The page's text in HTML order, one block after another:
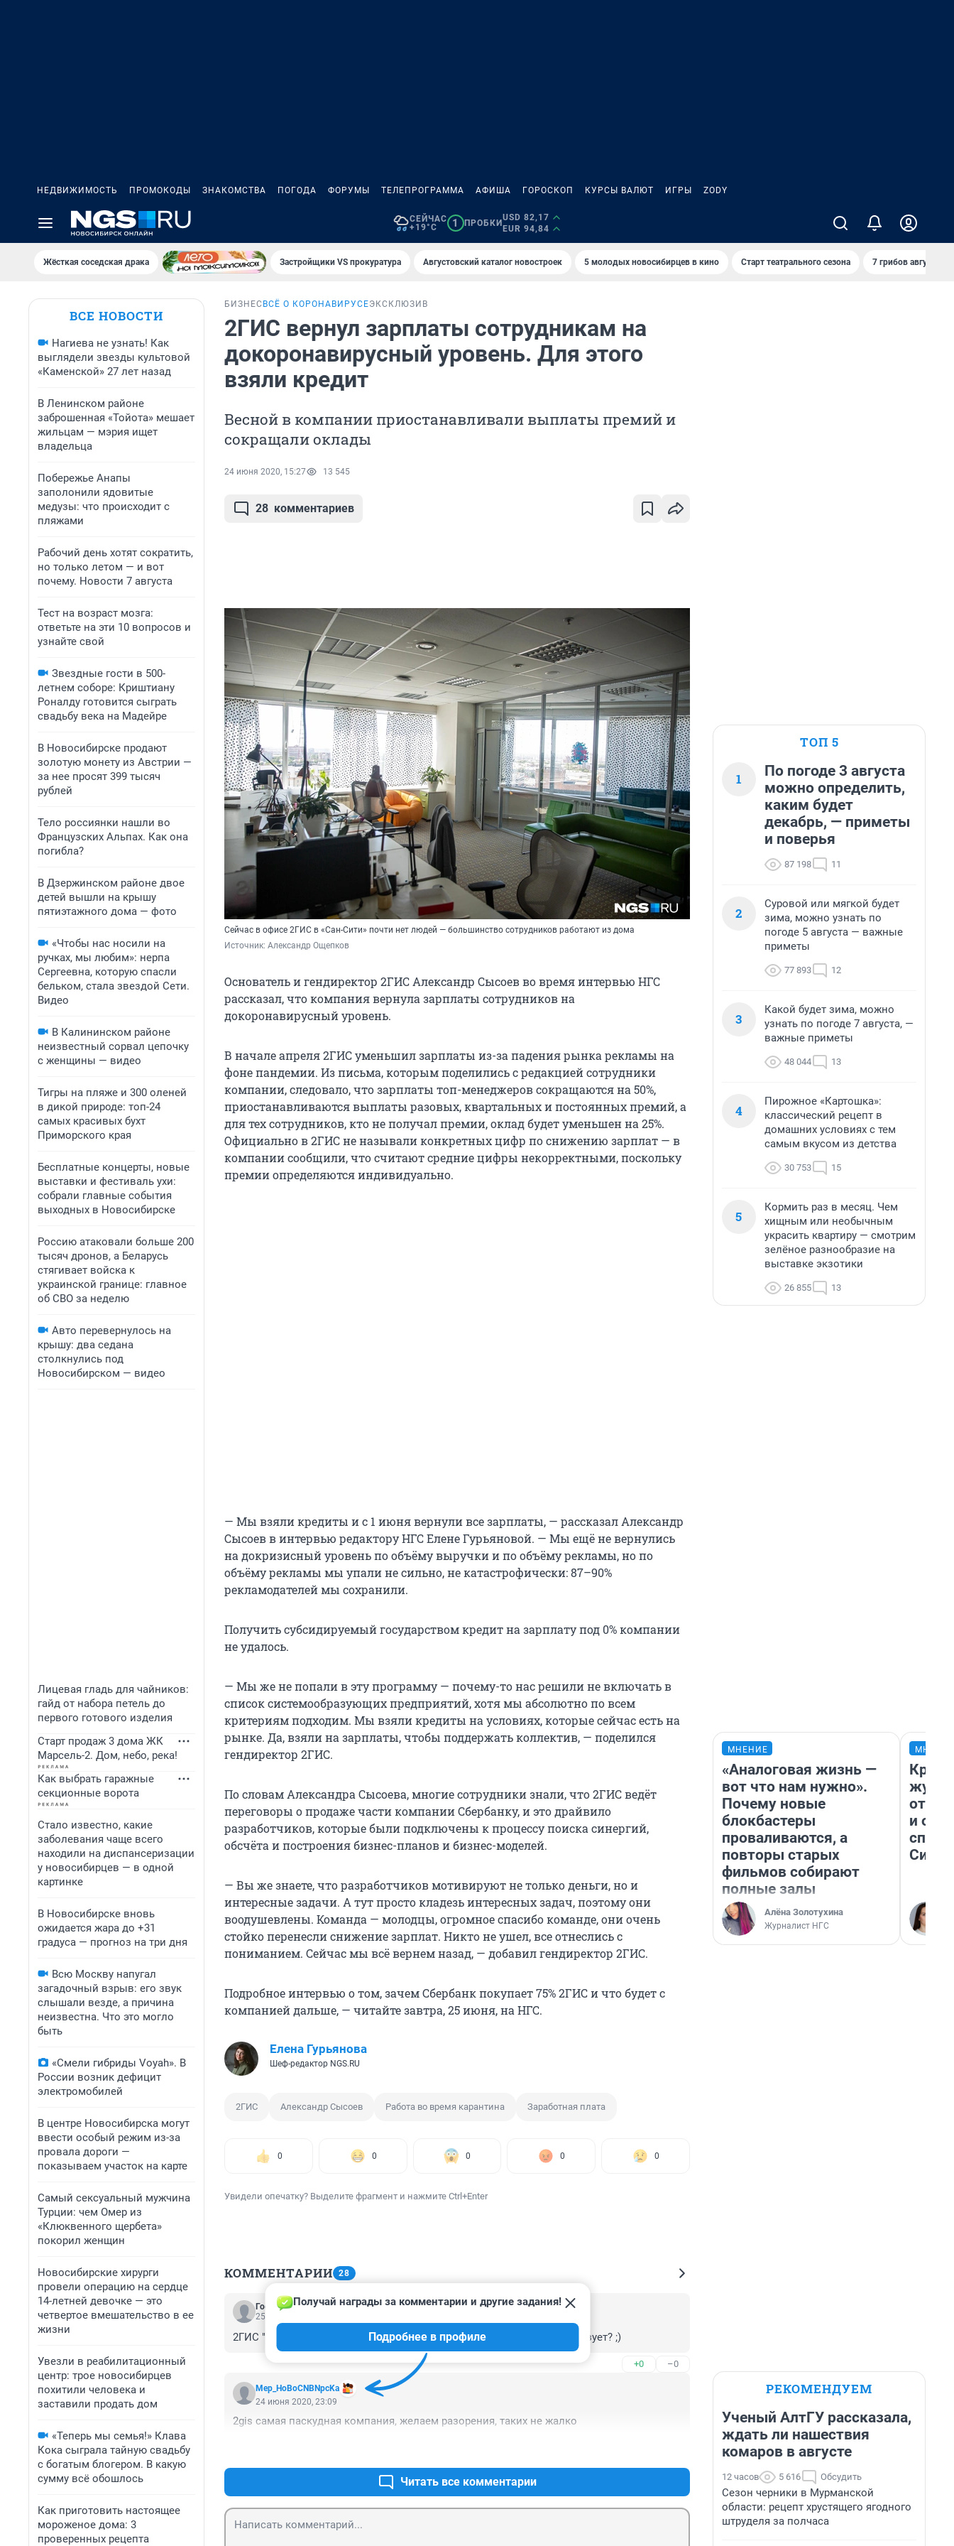
НЕДВИЖИМОСТЬ ПРОМОКОДЫ ЗНАКОМСТВА ПОГОДА ФОРУМЫ ТЕЛЕПРОГРАММА АФИША ГОРОСКОП КУРСЫ ВАЛЮТ ИГРЫ ZODY
СЕЙЧАС
+19°C
1 ПРОБКИ
USD 82,17
EUR 94,84
Жёсткая соседская драка Застройщики VS прокуратура Августовский каталог новостроек 5 молодых новосибирцев в кино Старт театрального сезона 7 грибов августа
ВСЕ НОВОСТИ
Нагиева не узнать! Как
выглядели звезды культовой
«Каменской» 27 лет назад
В Ленинском районе
заброшенная «Тойота» мешает
жильцам — мэрия ищет
владельца
Побережье Анапы
заполонили ядовитые
медузы: что происходит с
пляжами
Рабочий день хотят сократить,
но только летом — и вот
почему. Новости 7 августа
Тест на возраст мозга:
ответьте на эти 10 вопросов и
узнайте свой
Звездные гости в 500-
летнем соборе: Криштиану
Роналду готовится сыграть
свадьбу века на Мадейре
В Новосибирске продают
золотую монету из Австрии —
за нее просят 399 тысяч
рублей
Тело россиянки нашли во
Французских Альпах. Как она
погибла?
В Дзержинском районе двое
детей вышли на крышу
пятиэтажного дома — фото
«Чтобы нас носили на
ручках, мы любим»: нерпа
Сергеевна, которую спасли
бельком, стала звездой Сети.
Видео
В Калининском районе
неизвестный сорвал цепочку
с женщины — видео
Тигры на пляже и 300 оленей
в дикой природе: топ-24
самых красивых бухт
Приморского края
Бесплатные концерты, новые
выставки и фестиваль ухи:
собрали главные события
выходных в Новосибирске
Россию атаковали больше 200
тысяч дронов, а Беларусь
стягивает войска к
украинской границе: главное
об СВО за неделю
Авто перевернулось на
крышу: два седана
столкнулись под
Новосибирском — видео
Лицевая гладь для чайников:
гайд от набора петель до
первого готового изделия
Старт продаж 3 дома ЖК
Марсель-2. Дом, небо, река!
Как выбрать гаражные
секционные ворота
Стало известно, какие
заболевания чаще всего
находили на диспансеризации
у новосибирцев — в одной
картинке
В Новосибирске вновь
ожидается жара до +31
градуса — прогноз на три дня
Всю Москву напугал
загадочный взрыв: его звук
слышали везде, а причина
неизвестна. Что это могло
быть
«Смели гибриды Voyah». В
России возник дефицит
электромобилей
В центре Новосибирска могут
ввести особый режим из-за
провала дороги —
показываем участок на карте
Самый сексуальный мужчина
Турции: чем Омер из
«Клюквенного щербета»
покорил женщин
Новосибирские хирурги
провели операцию на сердце
14-летней девочке — это
четвертое вмешательство в ее
жизни
Увезли в реабилитационный
центр: трое новосибирцев
похитили человека и
заставили продать дом
«Теперь мы семья!» Клава
Кока сыграла тайную свадьбу
с богатым блогером. В какую
сумму всё обошлось
Как приготовить настоящее
мороженое дома: 3
проверенных рецепта
БИЗНЕС ВСЁ О КОРОНАВИРУСЕЭКСКЛЮЗИВ
2ГИС вернул зарплаты сотрудникам на
докоронавирусный уровень. Для этого
взяли кредит
Весной в компании приостанавливали выплаты премий и
сокращали оклады
24 июня 2020, 15:27 13 545
28 комментариев
Сейчас в офисе 2ГИС в «Сан-Сити» почти нет людей — большинство сотрудников работают из дома
Источник: Александр Ощепков
Основатель и гендиректор 2ГИС Александр Сысоев во время интервью НГС
рассказал, что компания вернула зарплаты сотрудников на
докоронавирусный уровень.
В начале апреля 2ГИС уменьшил зарплаты из-за падения рынка рекламы на
фоне пандемии. Из письма, которым поделились с редакцией сотрудники
компании, следовало, что зарплаты топ-менеджеров сокращаются на 50%,
приостанавливаются выплаты разовых, квартальных и постоянных премий, а
для тех сотрудников, кто не получал премии, оклад будет уменьшен на 25%.
Официально в 2ГИС не называли конкретных цифр по снижению зарплат — в
компании сообщили, что считают средние цифры некорректными, поскольку
премии определяются индивидуально.
— Мы взяли кредиты и с 1 июня вернули все зарплаты, — рассказал Александр
Сысоев в интервью редактору НГС Елене Гурьяновой. — Мы ещё не вернулись
на докризисный уровень по объёму выручки и по объёму рекламы, но по
объёму рекламы мы упали не сильно, не катастрофически: 87–90%
рекламодателей мы сохранили.
Получить субсидируемый государством кредит на зарплату под 0% компании
не удалось.
— Мы же не попали в эту программу — почему-то нас решили не включать в
список системообразующих предприятий, хотя мы абсолютно по всем
критериям подходим. Мы взяли кредиты на условиях, которые сейчас есть на
рынке. Да, взяли на зарплаты, чтобы поддержать коллектив, — поделился
гендиректор 2ГИС.
По словам Александра Сысоева, многие сотрудники знали, что 2ГИС ведёт
переговоры о продаже части компании Сбербанку, и это драйвило
разработчиков, которые были подключены к процессу поиска синергий,
обсчёта и построения бизнес-планов и бизнес-моделей.
— Вы же знаете, что разработчиков мотивируют не только деньги, но и
интересные задачи. А тут просто кладезь интересных задач, поэтому они
воодушевлены. Команда — молодцы, огромное спасибо команде, они очень
стойко перенесли снижение зарплат. Никто не ушел, все отнеслись с
пониманием. Сейчас мы всё вернем назад, — добавил гендиректор 2ГИС.
Подробное интервью о том, зачем Сбербанк покупает 75% 2ГИС и что будет с
компанией дальше, — читайте завтра, 25 июня, на НГС.
Елена Гурьянова
Шеф-редактор NGS.RU
2ГИС Александр Сысоев Работа во время карантина Заработная плата
0 0 0 0 0
Увидели опечатку? Выделите фрагмент и нажмите Ctrl+Enter
КОММЕНТАРИИ 28
Гость
25 июня 2020, 08:25
2ГИС "системообразующая" компания? Как и какую систему она образует? ;)
+0 –0
Mep_HoBoCNBNpcKa
Получай награды за комментарии и другие задания!
Подробнее в профиле
24 июня 2020, 23:09
2gis самая паскудная компания, желаем разорения, таких не жалко
Читать все комментарии
ТОП 5
1
По погоде 3 августа
можно определить,
каким будет
декабрь, — приметы
и поверья
87 198 11
2
Суровой или мягкой будет
зима, можно узнать по
погоде 5 августа — важные
приметы
77 893 12
3
Какой будет зима, можно
узнать по погоде 7 августа, —
важные приметы
48 044 13
4
Пирожное «Картошка»:
классический рецепт в
домашних условиях с тем
самым вкусом из детства
30 753 15
5
Кормить раз в месяц. Чем
хищным или необычным
украсить квартиру — смотрим
зелёное разнообразие на
выставке экзотики
26 855 13
МНЕНИЕ
«Аналоговая жизнь —
вот что нам нужно».
Почему новые
блокбастеры
проваливаются, а
повторы старых
фильмов собирают
полные залы
Алёна Золотухина
Журналист НГС
и
РЕКОМЕНДУЕМ
Ученый АлтГУ рассказала,
ждать ли нашествия
комаров в августе
12 часов 5 616 Обсудить
Сезон черники в Мурманской
области: рецепт хрустящего ягодного
штруделя за полчаса